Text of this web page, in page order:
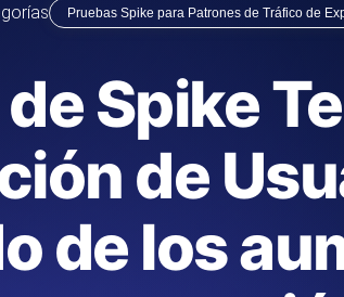
los scripts JMeter o k6,
informe.
sitio web
Blog de producto
Blog de tecnología
Leer más en el blog
Leer más en el blog
Pruebas Spike para Patrones de Tráfico de
Spike
de
de los